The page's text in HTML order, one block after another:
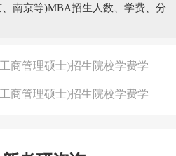
南京等)MBA招生人数、学费、分
商管理硕士)招生院校学费学
商管理硕士)招生院校学费学